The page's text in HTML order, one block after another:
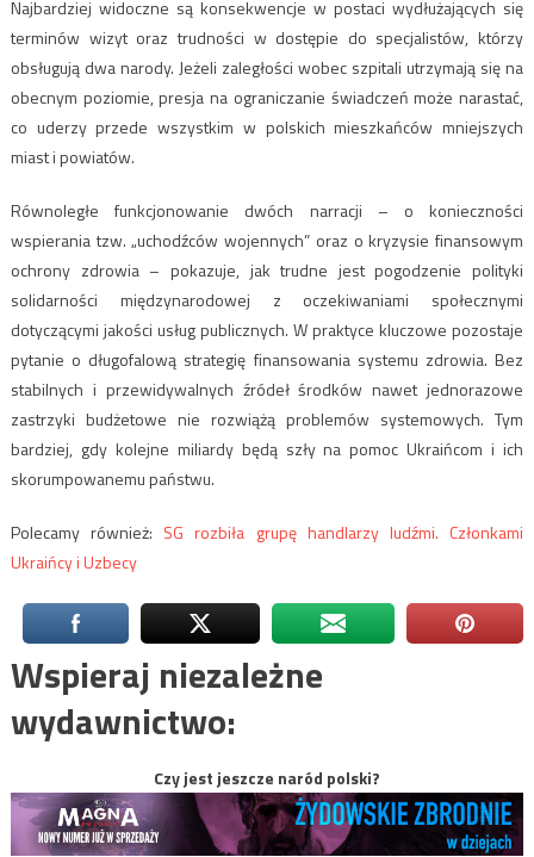
Najbardziej widoczne są konsekwencje w postaci wydłużających się
terminów wizyt oraz trudności w dostępie do specjalistów, którzy
obsługują dwa narody. Jeżeli zaległości wobec szpitali utrzymają się na
obecnym poziomie, presja na ograniczanie świadczeń może narastać,
co uderzy przede wszystkim w polskich mieszkańców mniejszych
miast i powiatów.
Równoległe funkcjonowanie dwóch narracji – o konieczności
wspierania tzw. „uchodźców wojennych” oraz o kryzysie finansowym
ochrony zdrowia – pokazuje, jak trudne jest pogodzenie polityki
solidarności międzynarodowej z oczekiwaniami społecznymi
dotyczącymi jakości usług publicznych. W praktyce kluczowe pozostaje
pytanie o długofalową strategię finansowania systemu zdrowia. Bez
stabilnych i przewidywalnych źródeł środków nawet jednorazowe
zastrzyki budżetowe nie rozwiążą problemów systemowych. Tym
bardziej, gdy kolejne miliardy będą szły na pomoc Ukraińcom i ich
skorumpowanemu państwu.
Polecamy również: SG rozbiła grupę handlarzy ludźmi. Członkami
Ukraińcy i Uzbecy
Wspieraj niezależne
wydawnictwo:
Czy jest jeszcze naród polski?